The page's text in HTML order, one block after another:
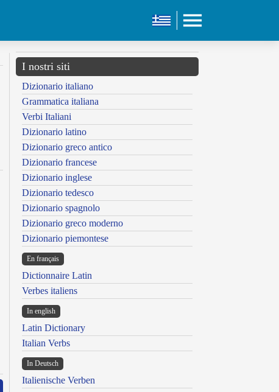
I nostri siti
Dizionario italiano
Grammatica italiana
Verbi Italiani
Dizionario latino
Dizionario greco antico
Dizionario francese
Dizionario inglese
Dizionario tedesco
Dizionario spagnolo
Dizionario greco moderno
Dizionario piemontese
En français
Dictionnaire Latin
Verbes italiens
In english
Latin Dictionary
Italian Verbs
In Deutsch
Italienische Verben